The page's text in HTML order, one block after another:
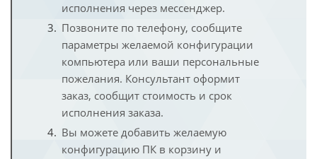
исполнения через мессенджер.
Позвоните по телефону, сообщите
параметры желаемой конфигурации
компьютера или ваши персональные
пожелания. Консультант оформит
заказ, сообщит стоимость и срок
исполнения заказа.
Вы можете добавить желаемую
конфигурацию ПК в корзину и